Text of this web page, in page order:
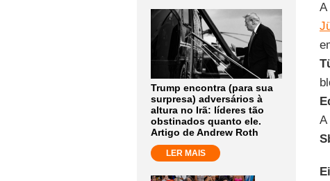
Trump encontra (para sua
surpresa) adversários à
altura no Irã: líderes tão
obstinados quanto ele.
Artigo de Andrew Roth
LER MAIS
A
A